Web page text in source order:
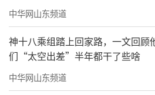
中华网山东频道
神十八乘组踏上回家路，一文回顾
们“太空出差”半年都干了些啥
中华网山东频道